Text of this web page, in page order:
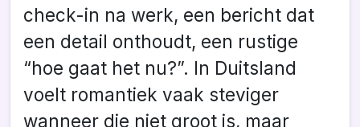
check-in na werk, een bericht dat
een detail onthoudt, een rustige
“hoe gaat het nu?”. In Duitsland
voelt romantiek vaak steviger
wanneer die niet groot is, maar